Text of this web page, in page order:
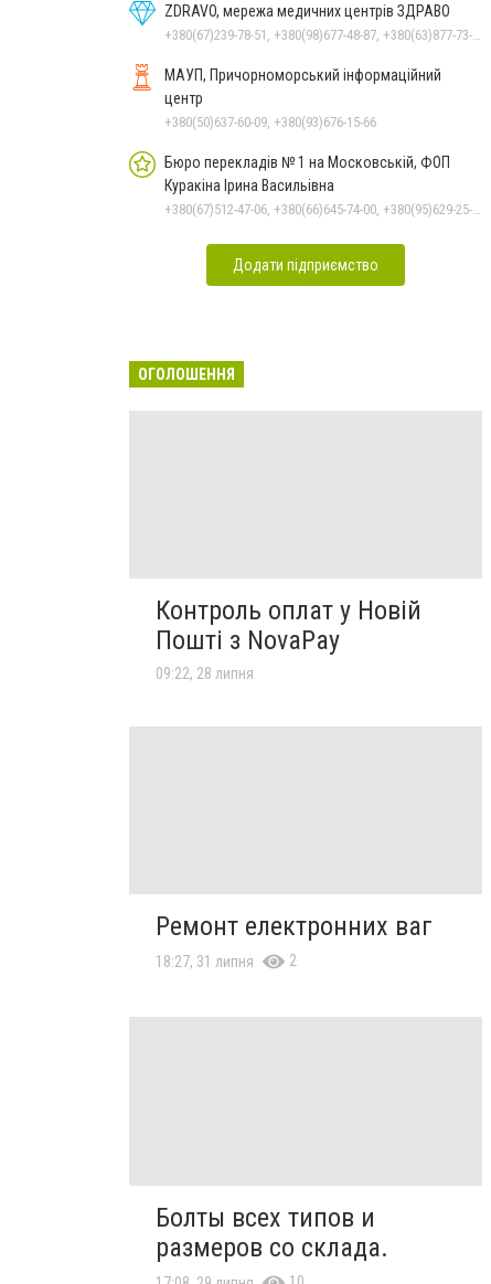
ZDRAVO, мережа медичних центрів ЗДРАВО
МАУП, Причорноморський інформаційний
центр
+380(50)637-60-09, +380(93)676-15-66
Бюро перекладів № 1 на Московській, ФОП
Куракіна Ірина Васильівна
Додати підприємство
ОГОЛОШЕННЯ
Контроль оплат у Новій
Пошті з NovaPay
09:22, 28 липня
Ремонт електронних ваг
18:27, 31 липня 2
Болты всех типов и
размеров со склада.